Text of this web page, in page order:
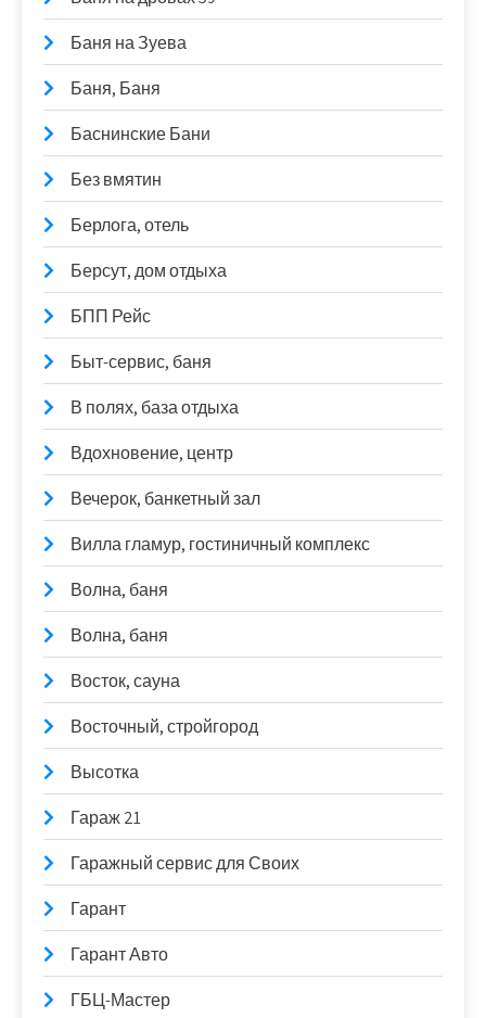
Баня на Зуева
Баня, Баня
Баснинские Бани
Без вмятин
Берлога, отель
Берсут, дом отдыха
БПП Рейс
Быт-сервис, баня
В полях, база отдыха
Вдохновение, центр
Вечерок, банкетный зал
Вилла гламур, гостиничный комплекс
Волна, баня
Волна, баня
Восток, сауна
Восточный, стройгород
Высотка
Гараж 21
Гаражный сервис для Своих
Гарант
Гарант Авто
ГБЦ-Мастер